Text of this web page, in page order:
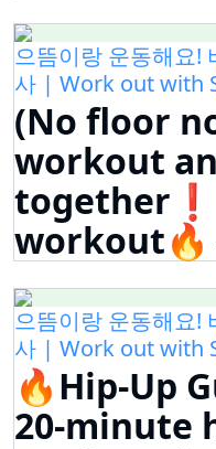
으뜸이랑 운동해요!
사 | Work out with
(No floor
workout
workout🔥
으뜸이랑 운동해요!
사 | Work out with
🔥Hip-Up
20-minute